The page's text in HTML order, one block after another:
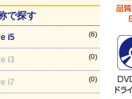
で探す
i5 (6)
i3 (0)
i7 (0)